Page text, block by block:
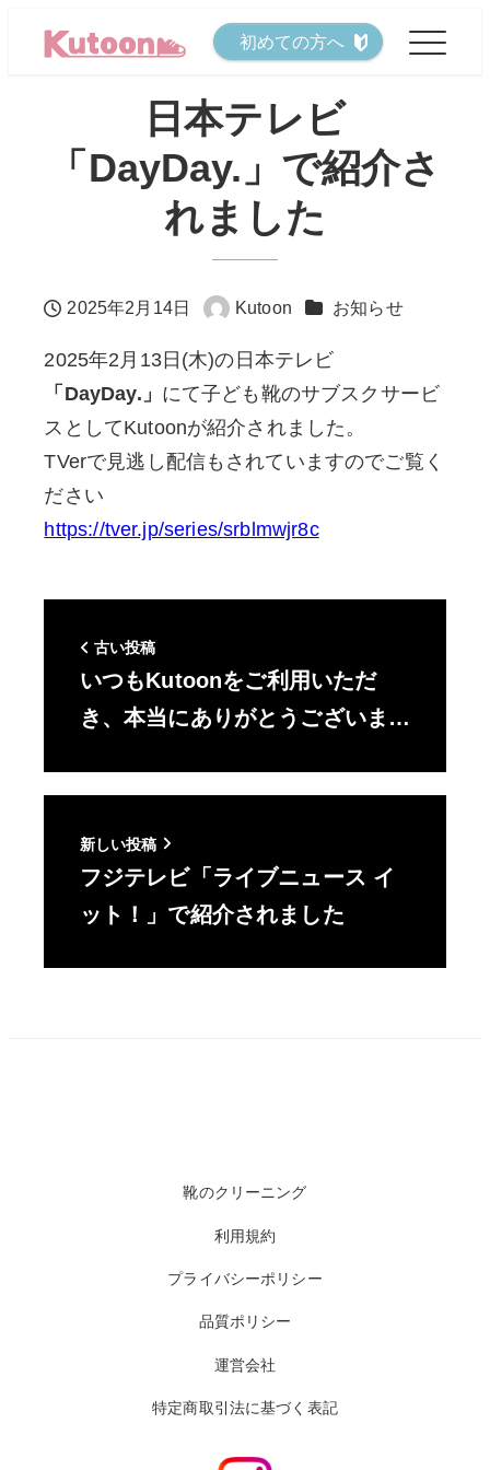
初めての方へ
日本テレビ
「DayDay.」で紹介さ
れました
投稿日
2025年2月14日
著
者
Kutoon カテゴリー
お知らせ
2025年2月13日(木)の日本テレビ
「DayDay.」 にて子ども靴のサブスクサービ
スとしてKutoonが紹介されました。
TVerで見逃し配信もされていますのでご覧く
ださい
https://tver.jp/series/srblmwjr8c
古い投稿
いつもKutoonをご利用いただ
き、本当にありがとうございま…
新しい投稿
フジテレビ「ライブニュース イ
ット！」で紹介されました
靴のクリーニング
利用規約
プライバシーポリシー
品質ポリシー
運営会社
特定商取引法に基づく表記